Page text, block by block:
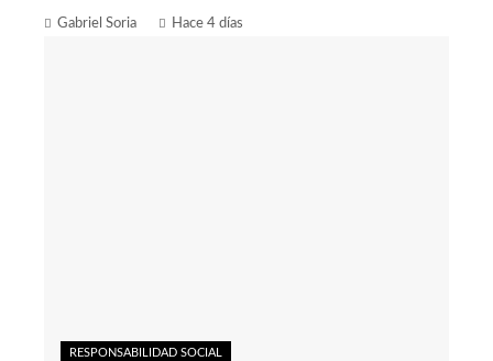
Gabriel Soria Hace 4 días
RESPONSABILIDAD SOCIAL